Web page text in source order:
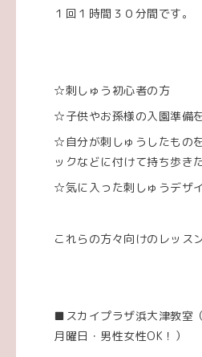
１回１時間３０分間です。
☆刺しゅう初心者の方
☆子供やお孫様の入園準備
☆自分が刺しゅうしたもの
ックなどに付けて持ち歩き
☆気に入った刺しゅうデザ
これらの方々向けのレッス
■スカイプラザ浜大津教室
月曜日・男性女性OK！）